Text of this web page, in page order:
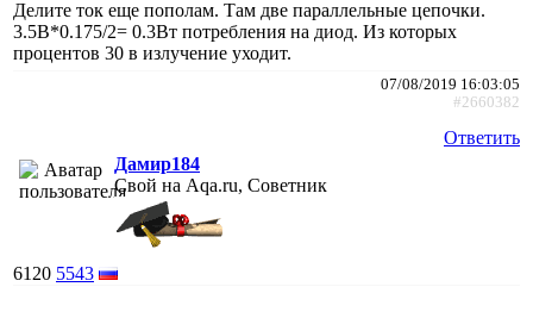
Делите ток еще пополам. Там две параллельные цепочки.
3.5В*0.175/2= 0.3Вт потребления на диод. Из которых
процентов 30 в излучение уходит.
07/08/2019 16:03:05
#2660382
Ответить
Дамир184
Свой на Aqa.ru, Советник
6120 5543